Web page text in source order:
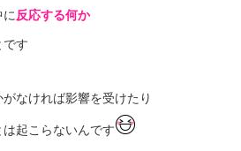
反応する何か
です
なければ影響を受けたり
起こらないんです